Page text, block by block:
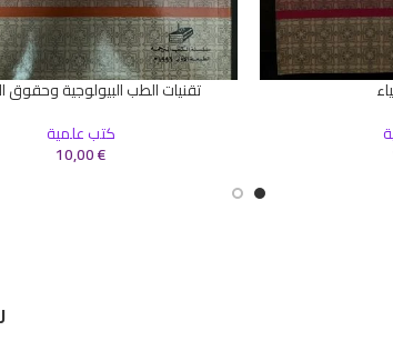
إضافة إلى السلة
تقنيات الطب البيولوجية وحقوق
كتب علمية
10,00€